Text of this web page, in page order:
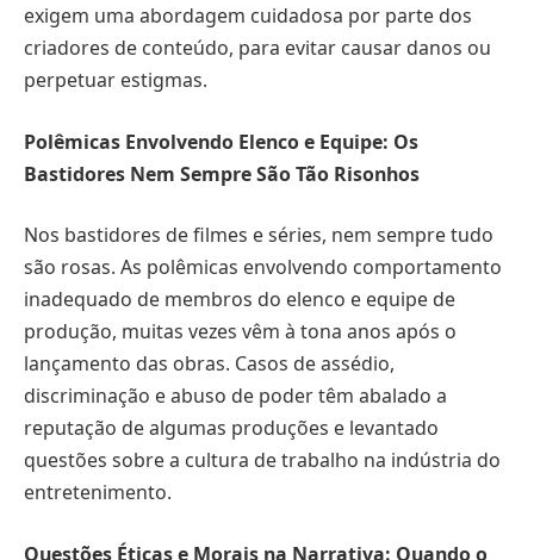
exigem uma abordagem cuidadosa por parte dos
criadores de conteúdo, para evitar causar danos ou
perpetuar estigmas.
Polêmicas Envolvendo Elenco e Equipe: Os
Bastidores Nem Sempre São Tão Risonhos
Nos bastidores de filmes e séries, nem sempre tudo
são rosas. As polêmicas envolvendo comportamento
inadequado de membros do elenco e equipe de
produção, muitas vezes vêm à tona anos após o
lançamento das obras. Casos de assédio,
discriminação e abuso de poder têm abalado a
reputação de algumas produções e levantado
questões sobre a cultura de trabalho na indústria do
entretenimento.
Questões Éticas e Morais na Narrativa: Quando o